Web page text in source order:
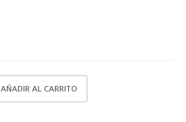
AÑADIR AL CARRITO